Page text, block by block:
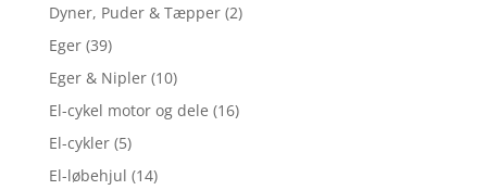
Dyner, Puder & Tæpper (2)
Eger (39)
Eger & Nipler (10)
El-cykel motor og dele (16)
El-cykler (5)
El-løbehjul (14)